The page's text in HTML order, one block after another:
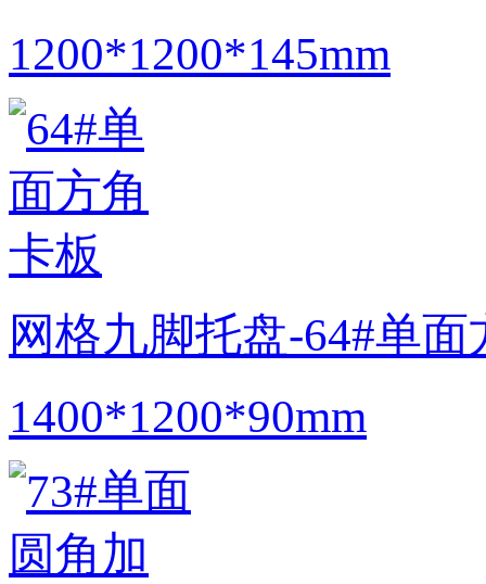
1200*1200*145mm
网格九脚托盘-64#单
1400*1200*90mm